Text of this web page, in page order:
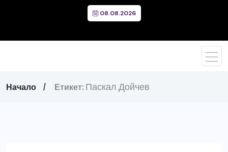
08.08.2026
Начало Етикет: Паскал Дойчев